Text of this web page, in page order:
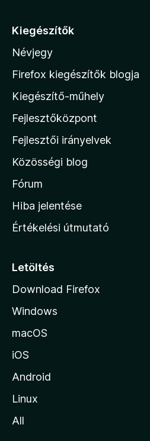
á
a
M
z
i
l
a
h
o
l
p
á
r
Kiegészítők
Névjegy
Firefox kiegészítők blogja
Kiegészítő-műhely
Fejlesztőközpont
Fejlesztői irányelvek
Közösségi blog
Fórum
Hiba jelentése
Értékelési útmutató
Letöltés
Download Firefox
Windows
macOS
iOS
Android
Linux
All